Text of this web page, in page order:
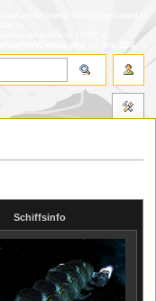
was deprecated in
in
Skin.php at line 1639] in
MWDebug.php
386
Schiffsinfo